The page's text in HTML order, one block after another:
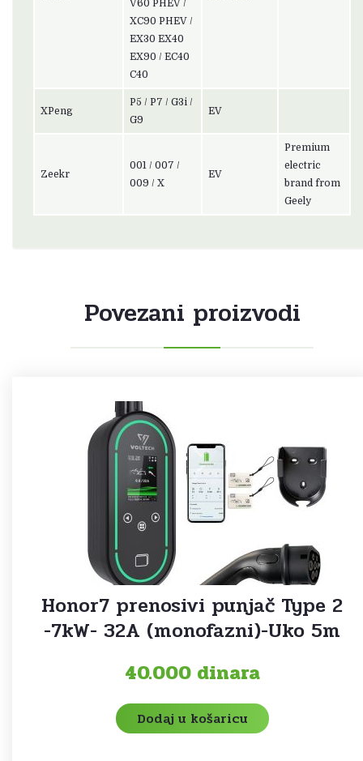
V60 PHEV /
XC90 PHEV /
EX30 EX40
EX90 / EC40
C40
XPeng
P5 / P7 / G3i /
G9
EV
Zeekr
001 / 007 /
009 / X
EV
Premium
electric
brand from
Geely
Povezani proizvodi
Honor7 prenosivi punjač Type 2
-7kW- 32A (monofazni)-Uko 5m
40.000 dinara
Dodaj u košaricu